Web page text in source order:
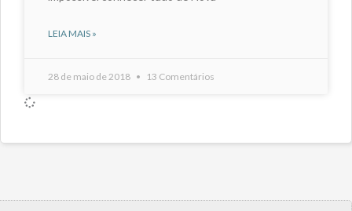
LEIA MAIS »
28 de maio de 2018 13 Comentários